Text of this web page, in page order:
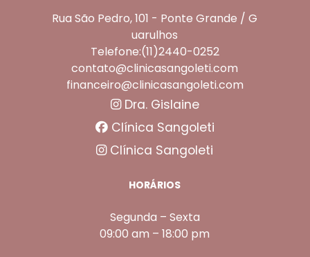
Rua São Pedro, 101 - Ponte Grande / G
uarulhos
Telefone:(11)2440-0252
contato@clinicasangoleti.com
financeiro@clinicasangoleti.com
Dra. Gislaine
Clínica Sangoleti
Clínica Sangoleti
HORÁRIOS
Segunda – Sexta
09:00 am – 18:00 pm